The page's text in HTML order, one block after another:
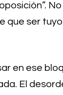
que ser
en ese
El